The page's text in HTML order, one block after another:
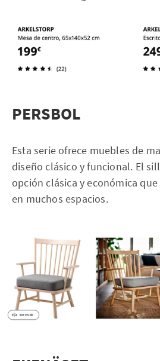
PERSBOL
Esta serie ofrece muebles de
diseño clásico y funcional. El
opción clásica y económica
en muchos espacios.